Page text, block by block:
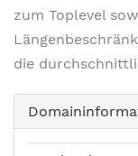
zum Toplevel
die